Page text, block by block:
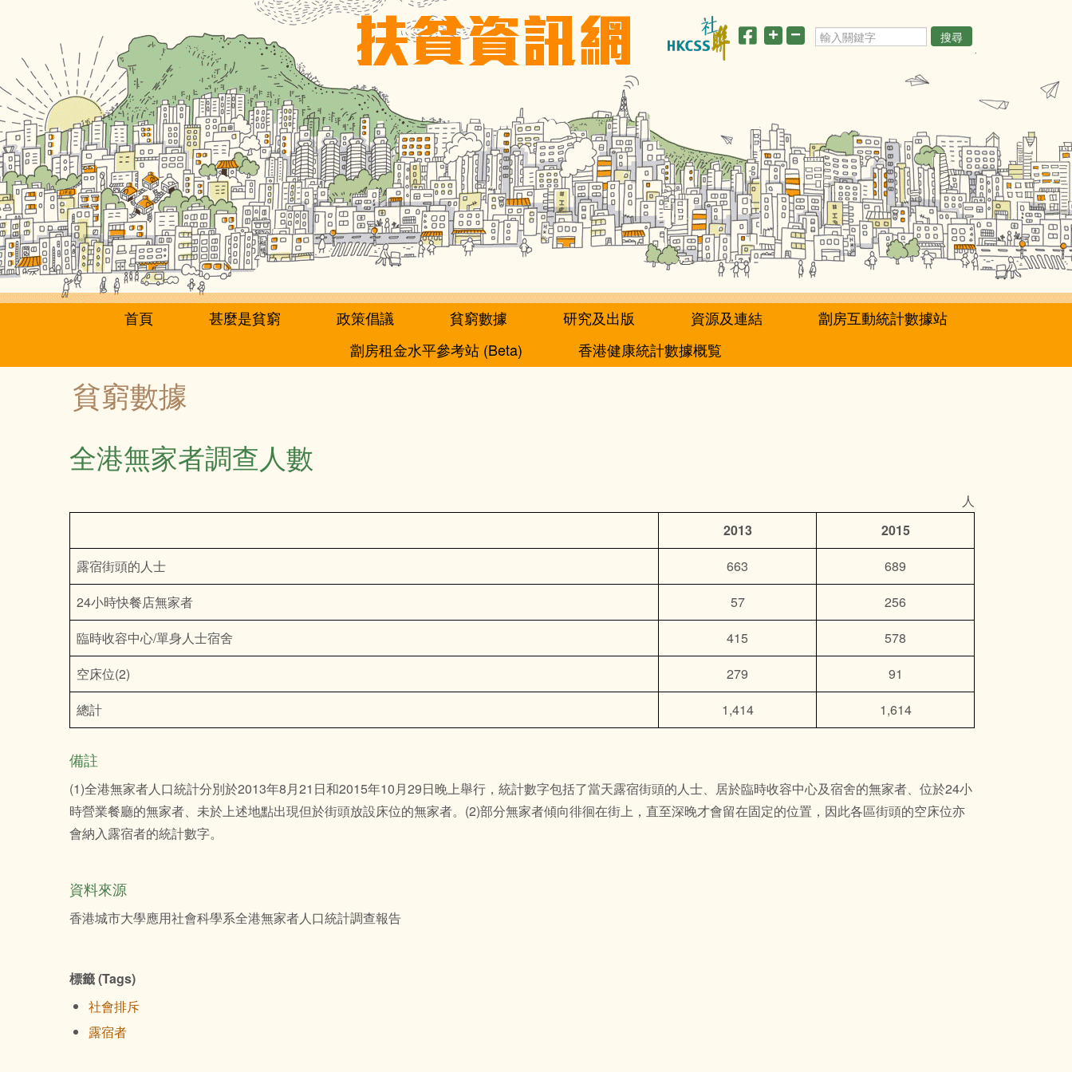
內
容
搜尋
導
首頁 甚麼是貧窮 政策倡議 貧窮數據 研究及出版 資源及連結
劏房互動統計數據站
劏房租金水平參考站 (Beta)
香港健康統計數據概覧
貧窮數據
全港無家者調查人數
人
2013
2015
露宿街頭的人士
663
689
24小時快餐店無家者
57
256
臨時收容中心/單身人士宿舍
415
578
空床位(2)
279
91
總計
1,414 1,614
備註
(1)全港無家者人口統計分別於2013年8月21日和2015年10月29日晚上舉行，統計數字包括了當天露宿街頭的人士、居於臨時收容中心及宿舍的無家者、位於24小
時營業餐廳的無家者、未於上述地點出現但於街頭放設床位的無家者。(2)部分無家者傾向徘徊在街上，直至深晚才會留在固定的位置，因此各區街頭的空床位亦
會納入露宿者的統計數字。
資料來源
香港城市大學應用社會科學系全港無家者人口統計調查報告
標籤 (Tags)
社會排斥
露宿者